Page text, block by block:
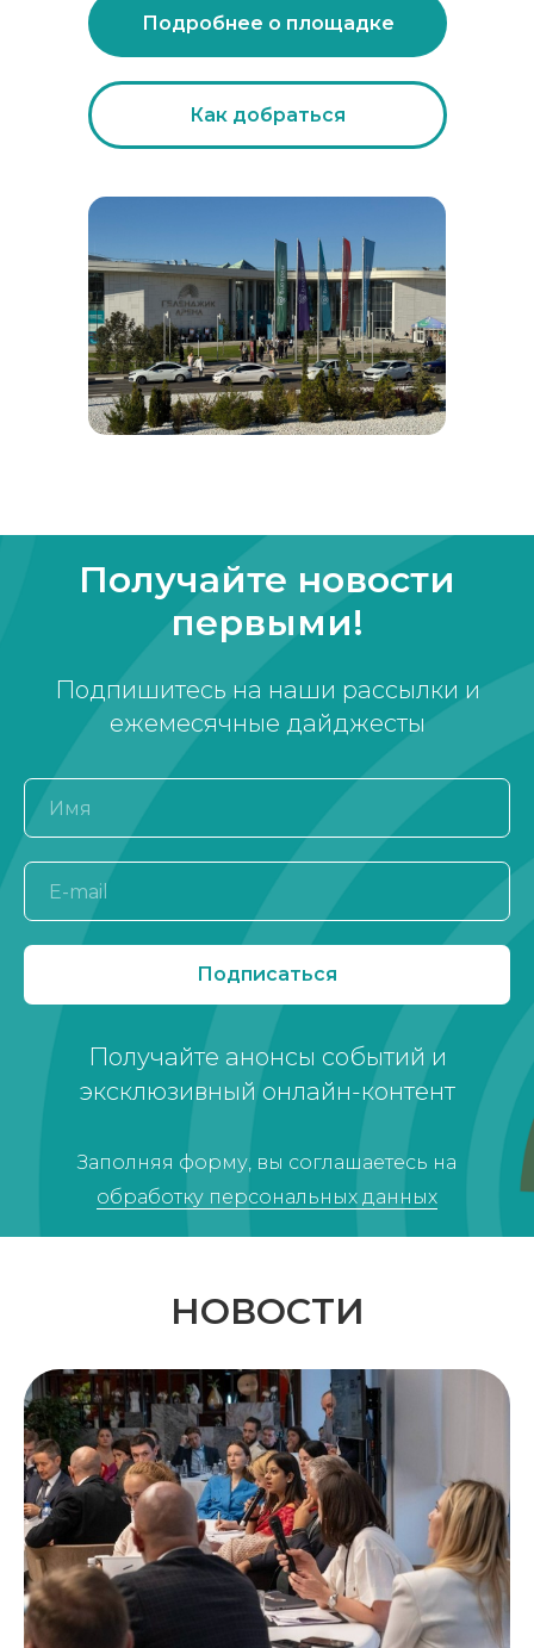
Подробнее о площадке
Как добраться
Получайте новости
первыми!
Подпишитесь на наши рассылки и
ежемесячные дайджесты
Подписаться
Получайте анонсы событий и
эксклюзивный онлайн-контент
Заполняя форму, вы соглашаетесь на
обработку персональных данных
НОВОСТИ